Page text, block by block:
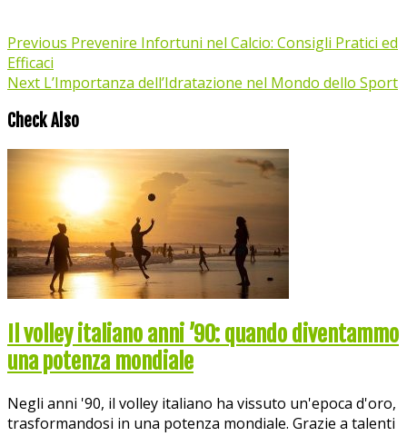
Previous Prevenire Infortuni nel Calcio: Consigli Pratici ed
Efficaci
Next L’Importanza dell’Idratazione nel Mondo dello Sport
Check Also
Il volley italiano anni ’90: quando diventammo
una potenza mondiale
Negli anni '90, il volley italiano ha vissuto un'epoca d'oro,
trasformandosi in una potenza mondiale. Grazie a talenti